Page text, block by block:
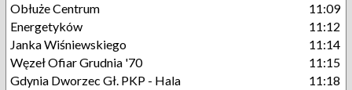
Obłuże Centrum
11:09
Energetyków
11:12
Janka Wiśniewskiego
11:14
Węzeł Ofiar Grudnia '70
11:15
Gdynia Dworzec Gł. PKP - Hala
11:18